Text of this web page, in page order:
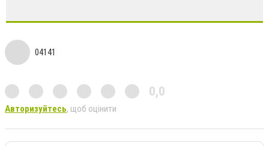
04141
0,0
Авторизуйтесь, щоб оцінити